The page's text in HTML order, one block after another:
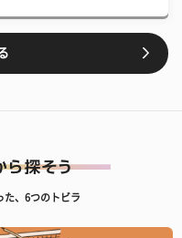
た、6つのトビラ